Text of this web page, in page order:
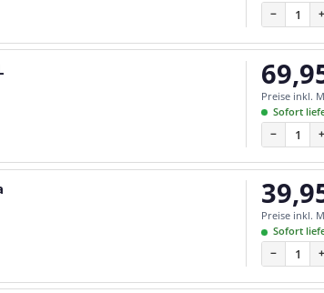
− +
Preise inkl.
Sofort
− +
Preise inkl.
Sofort
− +